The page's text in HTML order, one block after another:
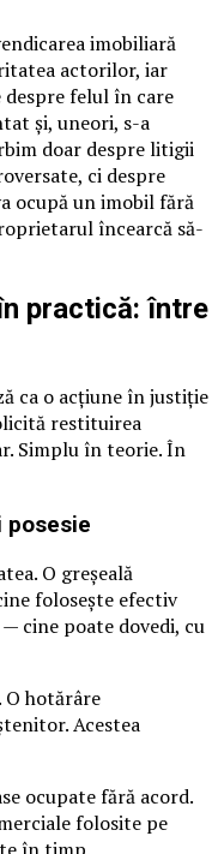
imobiliară
actorilor, iar
felul în care
și, uneori, s-a
doar despre litigii
ci despre
ocupă un imobil fără
încearcă să-
practică: între
ca o acțiune în justiție
restituirea
Simplu în teorie. În
posesie
O greșeală
folosește efectiv
cine poate dovedi, cu
hotărâre
Acestea
ocupate fără acord.
folosite pe